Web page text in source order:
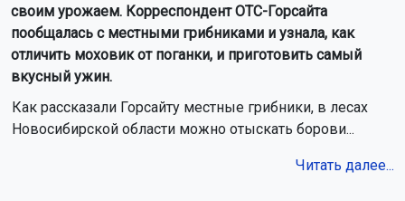
своим урожаем. Корреспондент ОТС-Горсайта
пообщалась с местными грибниками и узнала, как
отличить моховик от поганки, и приготовить самый
вкусный ужин.
Как рассказали Горсайту местные грибники, в лесах
Новосибирской области можно отыскать борови...
Читать далее...